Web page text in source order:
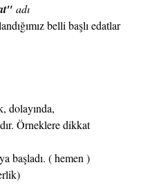
adı
belli başlı edatlar
dolayında,
Örneklere dikkat
başladı. ( hemen )